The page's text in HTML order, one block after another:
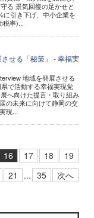
る 景気回復の足かせと
に引き下げ、中小企業を
税率)...
せる「秘策」 - 幸福実
地域を発展させる
で活動する幸福実現党
へ向けた提言・取り組み
の未来に向けて静岡の交
現...
16 17 18
19
21 ... 35 次へ